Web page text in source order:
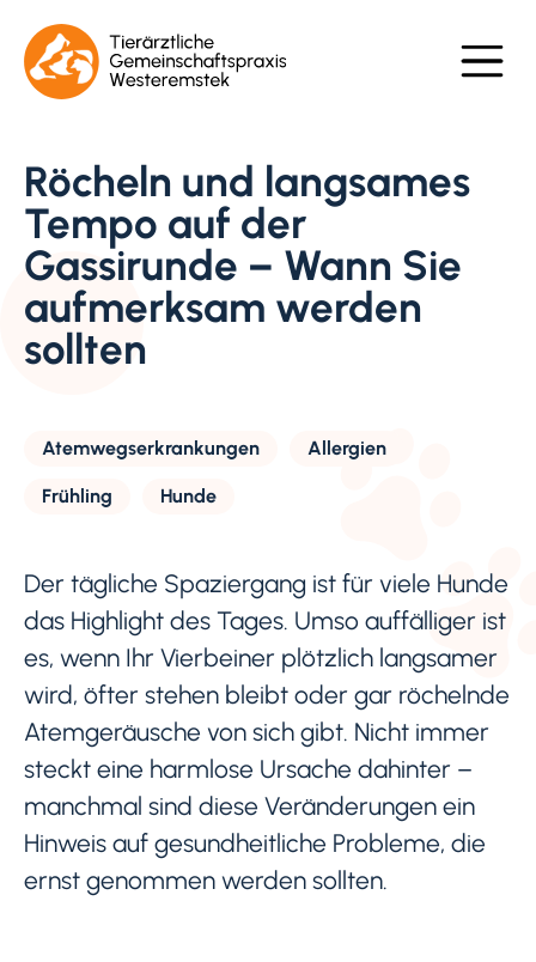
Röcheln und langsames
Tempo auf der
Gassirunde – Wann Sie
aufmerksam werden
sollten
Atemwegserkrankungen Allergien
Frühling Hunde
Der tägliche Spaziergang ist für viele Hunde
das Highlight des Tages. Umso auffälliger ist
es, wenn Ihr Vierbeiner plötzlich langsamer
wird, öfter stehen bleibt oder gar röchelnde
Atemgeräusche von sich gibt. Nicht immer
steckt eine harmlose Ursache dahinter –
manchmal sind diese Veränderungen ein
Hinweis auf gesundheitliche Probleme, die
ernst genommen werden sollten.